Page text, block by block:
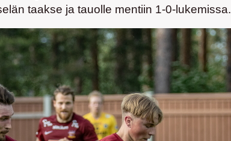
taakse ja tauolle mentiin 1-0-lukemissa.